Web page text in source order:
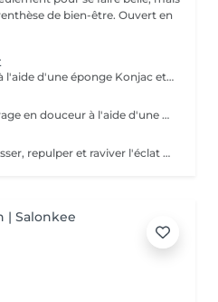
de bien-être. Ouvert en
Nettoyage doux et purifiant à l'aide d'une éponge Konjac et d'un savon surgras, suivi de l'application d'un soin de jour repulpant et régénérant aux notes fraîches de feuilles de Figuier. Un massage relaxant du contour des yeux vient raviver l'éclat naturel du regard. Peau fraîche, lumineuse et reposée. 30´ min Éponge Konjac offerte
Ce soin débute par un nettoyage en douceur à l'aide d'une éponge Konjac associée à un savon surgras, pour purifier la peau tout en respectant son équilibre. Un bain de vapeur et une extraction ciblée des points noirs permet ensuite d'affiner le grain de peau et de révéler un teint plus net. Le rituel se poursuit par un massage relaxant avec une crème de jour à base de figues de barbarie, reconnue pour ses propriétés hydratantes et régénérantes. Le contour des yeux est sublimé grâce à l'application d'un sérum spécifique, pour un regard reposé et lumineux. Le soin se termine par l'application d'un masque adapté à votre type de peau. 45'min 69,90€
Un rituel expert pensé pour lisser, repulper et raviver l'éclat de la peau. Le soin débute par un nettoyage doux au savon purifiant, suivi de vapeur pour préparer la peau et faciliter l'extraction des comédons si nécessaire. Un soin de jour repulpant et régénérant, délicatement parfumé aux feuilles de figuier fraîches, est appliqué lors d'un massage profond et relaxant. Le contour des yeux est travaillé avec précision pour lisser les traits et redonner luminosité au regard. Le soin s'achève par l'application d'un masque collagène anti-rides, offrant une peau visiblement plus ferme, lissée et éclatante. 60' min 89,90€